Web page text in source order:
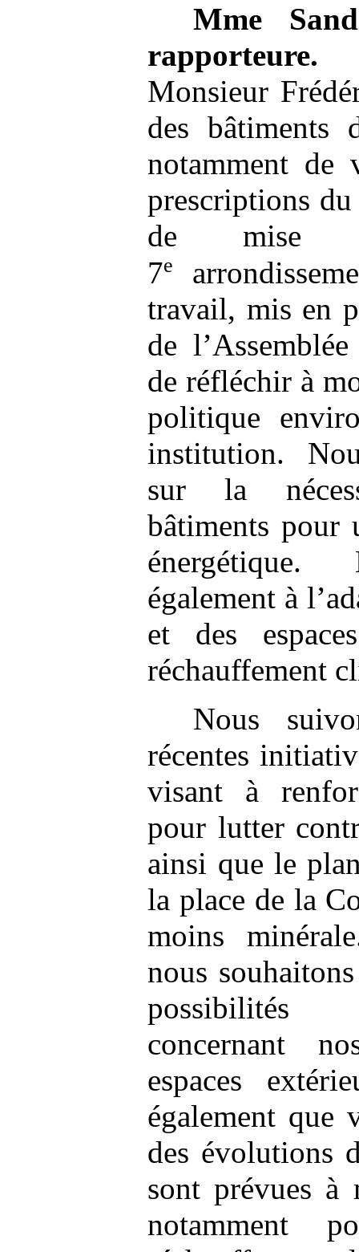
Mme
rapporteure.
Monsieur
des bâtiments
notamment de
prescriptions
de mise
7e
travail, mis en
de
de réfléchir à
politique
institution.
sur la
bâtiments pour
énergétique.
également à
et des
réchauffement
Nous
récentes
visant à
pour lutter
ainsi que le
la place de la
moins
nous
possibilités
concernant
espaces
également que
des évolutions
sont prévues à
notamment